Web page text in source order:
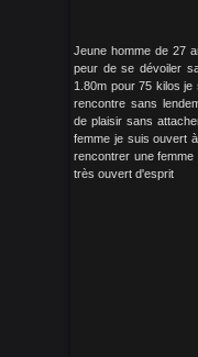
Jeune homme de 27
peur de se dévoiler
1.80m pour 75 kilos
rencontre sans
de plaisir sans
femme je suis ouvert
rencontrer une
très ouvert d'esprit